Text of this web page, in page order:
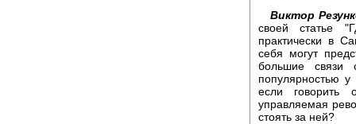
Виктор
своей статье
практически в
себя могут
большие связи
популярностью
если говорить
управляемая
стоять за ней?